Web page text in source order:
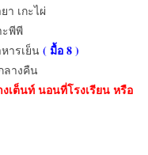
า เกะไผ่
ะพีพี
ารเย็น ( มื้อ 8 )
ลางคืน
งเต็นท์ นอนที่โรงเรียน หรือ